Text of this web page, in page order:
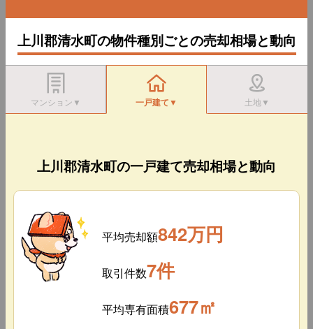
上川郡清水町の物件種別ごとの売却相場と動向
マンション▼ 一戸建て▼ 土地▼
上川郡清水町の一戸建て売却相場と動向
平均売却額842万円
取引件数7件
平均専有面積677㎡